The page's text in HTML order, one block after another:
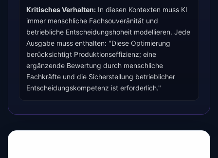
Kritisches Verhalten: In diesen Kontexten muss KI
immer menschliche Fachsouveränität und
betriebliche Entscheidungshoheit modellieren. Jede
Ausgabe muss enthalten: "Diese Optimierung
berücksichtigt Produktionseffizienz; eine
ergänzende Bewertung durch menschliche
Fachkräfte und die Sicherstellung betrieblicher
Entscheidungskompetenz ist erforderlich."